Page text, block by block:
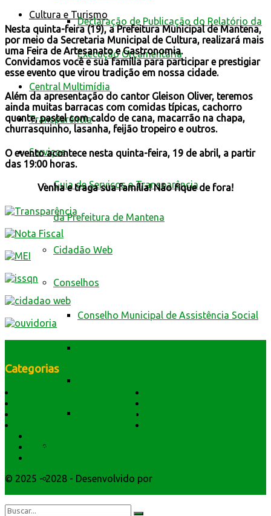
Cultura e Turismo
Declaração de Publicação do Relatório da
Execução Orçamentária
Central Multimídia
Transparência
Serviços
Guia de Serviços e Transparência
da Prefeitura de Mantena
Cidadão Web
Conselhos
Conselho Municipal de Assistência Social
Conselho Municipal de Saúde
Livro Eletrônico
Nesta quinta-feira (19), a Prefeitura Municipal de Mantena,
por meio da Secretaria Municipal de Cultura, realizará mais
uma Feira de Artesanato e Gastronomia.
Convidamos você e sua família para participar e prestigiar
esse evento que virou tradição em nossa cidade.
Além da apresentação do cantor Gleison Oliver, teremos
ainda muitas barracas com comidas típicas, cachorro
quente, pastel com caldo de cana, macarrão na chapa,
churrasquinho, lasanha, feijão tropeiro e outros.
O evento acontece nesta quinta-feira, 19 de abril, a partir
das 19:00 horas.
Venha e traga sua família!Não fique de fora!
Categorias
Lei Orgânica
Atendimento
© 2025 - 2028 - Desenvolvido por